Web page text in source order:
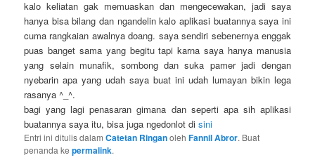
kalo keliatan gak memuaskan dan mengecewakan, jadi saya
hanya bisa bilang dan ngandelin kalo aplikasi buatannya saya ini
cuma rangkaian awalnya doang. saya sendiri sebenernya enggak
puas banget sama yang begitu tapi karna saya hanya manusia
yang selain munafik, sombong dan suka pamer jadi dengan
nyebarin apa yang udah saya buat ini udah lumayan bikin lega
rasanya ^_^.
bagi yang lagi penasaran gimana dan seperti apa sih aplikasi
buatannya saya itu, bisa juga ngedonlot disini
Entri ini ditulis dalamCatetan RinganolehFannil Abror. Buat
penanda kepermalink.